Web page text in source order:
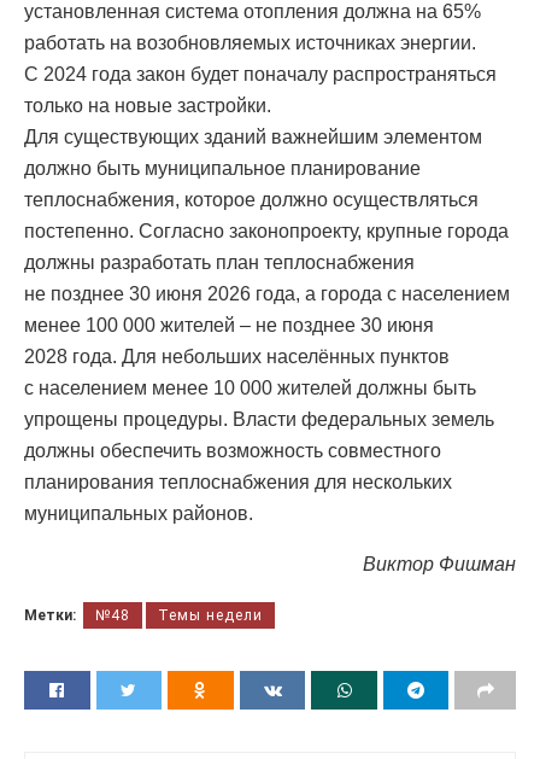
установленная система отопления должна на 65%
работать на возобновляемых источниках энергии.
С 2024 года закон будет поначалу распространяться
только на новые застройки.
Для существующих зданий важнейшим элементом
должно быть муниципальное планирование
теплоснабжения, которое должно осуществляться
постепенно. Согласно законопроекту, крупные города
должны разработать план теплоснабжения
не позднее 30 июня 2026 года, а города с населением
менее 100 000 жителей – не позднее 30 июня
2028 года. Для небольших населённых пунктов
с населением менее 10 000 жителей должны быть
упрощены процедуры. Власти федеральных земель
должны обеспечить возможность совместного
планирования теплоснабжения для нескольких
муниципальных районов.
Виктор Фишман
Метки: №48 Темы недели